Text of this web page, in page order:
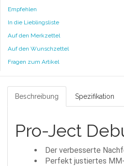
Empfehlen
In die Lieblingsliste
Auf den Merkzettel
Auf den Wunschzettel
Fragen zum Artikel
Beschreibung Spezifikation
Pro-Ject
Der verbesserte
Perfekt justiertes